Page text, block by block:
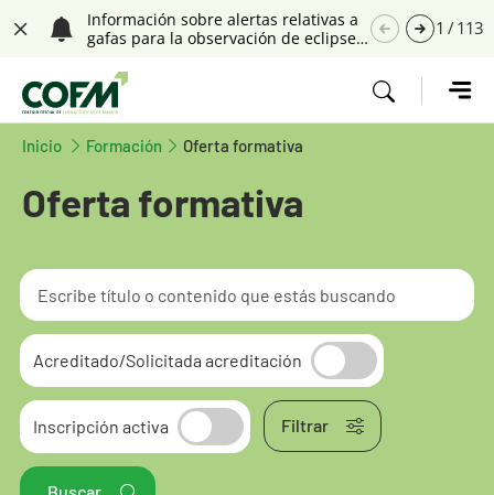
Saltar navegación. Ir directamente al contenido principal
Información sobre alertas relativas a
gafas para la observación de eclipses
1 /113
Tecla de acceso 1
Inicio Tecla de acceso 1
Formación Oferta formativa
Oferta formativa
Contenido principal
Acreditado/Solicitada acreditación
Inscripción activa Filtrar